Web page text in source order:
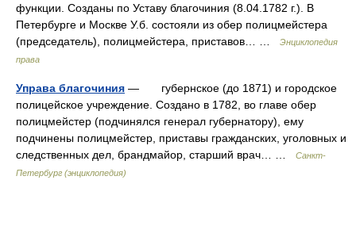
функции. Созданы по Уставу благочиния (8.04.1782 г.). В
Петербурге и Москве У.б. состояли из обер полицмейстера
(председатель), полицмейстера, приставов… …
Энциклопедия
права
Управа благочиния — губернское (до 1871) и городское
полицейское учреждение. Создано в 1782, во главе обер
полицмейстер (подчинялся генерал губернатору), ему
подчинены полицмейстер, приставы гражданских, уголовных и
следственных дел, брандмайор, старший врач… …
Санкт-
Петербург (энциклопедия)